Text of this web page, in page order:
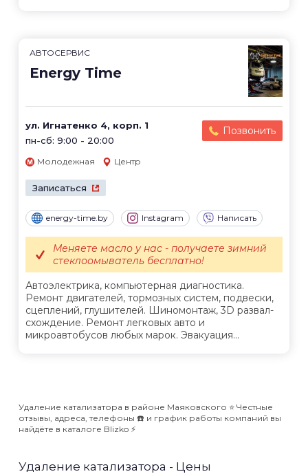
АВТОСЕРВИС
Energy Time
ул. Игнатенко 4, корп. 1
пн-сб: 9:00 - 20:00
Позвонить
Молодежная Центр
Записаться
energy-time.by Instagram Написать
Автоэлектрика, компьютерная диагностика.
Ремонт двигателей, тормозных систем, подвески,
сцеплений, глушителей. Шиномонтаж, 3D развал-
схождение. Ремонт легковых авто и
микроавтобусов любых марок. Эвакуация...
Меняете масло у нас - получаете зимний
стеклоомыватель бесплатно!
Удаление катализатора в районе Маяковского ⭐️ Честные
отзывы, адреса, телефоны ☎️ и график работы компаний вы
найдёте в каталоге Blizko ⚡️
Удаление катализатора - Цены